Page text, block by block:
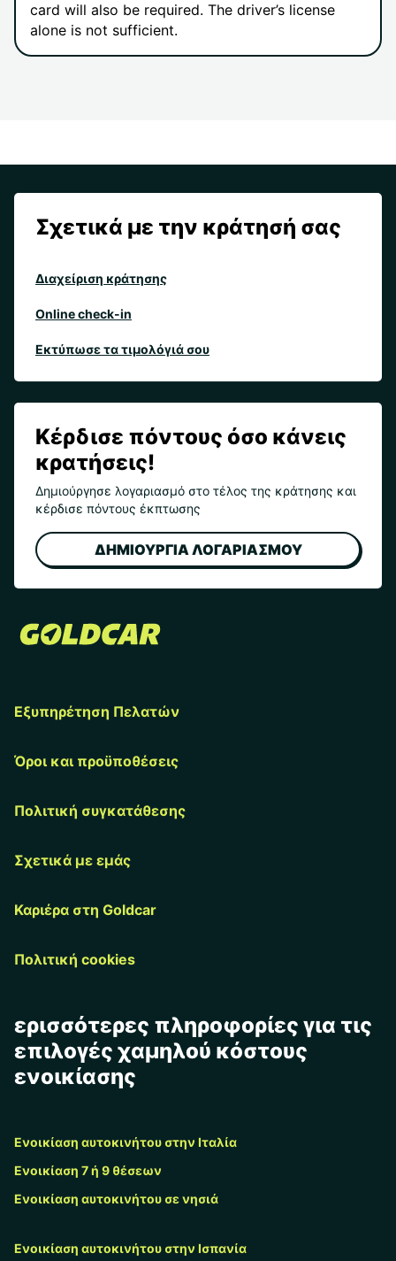
card will also be required. The driver’s license
alone is not sufficient.
Σχετικά με την κράτησή σας
Διαχείριση κράτησης
Online check-in
Εκτύπωσε τα τιμολόγιά σου
Κέρδισε πόντους όσο κάνεις
κρατήσεις!
Δημιούργησε λογαριασμό στο τέλος της κράτησης και
κέρδισε πόντους έκπτωσης
ΔΗΜΙΟΥΡΓΙΑ ΛΟΓΑΡΙΑΣΜΟΥ
Εξυπηρέτηση Πελατών
Όροι και προϋποθέσεις
Πολιτική συγκατάθεσης
Σχετικά με εμάς
Καριέρα στη Goldcar
Πολιτική cookies
ερισσότερες πληροφορίες για τις
επιλογές χαμηλού κόστους
ενοικίασης
Ενοικίαση αυτοκινήτου στην Ιταλία
Ενοικίαση 7 ή 9 θέσεων
Ενοικίαση αυτοκινήτου σε νησιά
Ενοικίαση αυτοκινήτου στην Ισπανία